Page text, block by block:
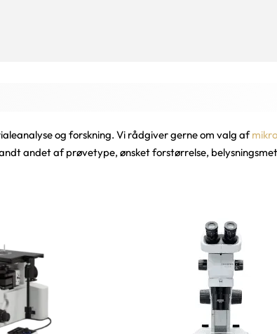
og forskning. Vi rådgiver gerne om valg af
andet af prøvetype, ønsket forstørrelse,